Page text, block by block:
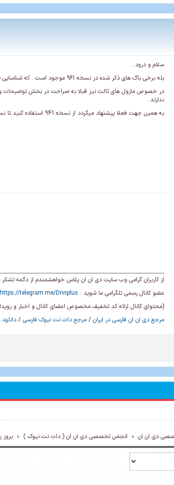
سلام و درود .
بله برخی باگ های ذکر شده در نسخه 961 موجود است . که شناسایی شده و در نسخه اتی 962 برطرف خواهد شد.
در خصوص مازول های ثالث نیز قبلا به صراحت در بخش توضیحات و
ندارند .
به همین جهت فعلا پیشنهاد میگردد از نسخه 941 استفاده کنید تا نسخه های 962 و همچنین آپدیت محصولات ارائه گردد .
از کاربران گرامی وب سایت دی ان ان پلاس خواهشمندم از دگمه
عضو کانال رسمی تلگرامی ما شوید : https://telegram.me/Dnnplus
(محتوای کانال ارائه کد تخفیف مخصوص اعضای کانال و اخبار و
مرجع دی ان ان فارسی در ایران / مرجع دات نت نیوک فارسی /
دی ان ان » انجمن تخصصی دی ان ان ( دات نت نیوک ) » بروز